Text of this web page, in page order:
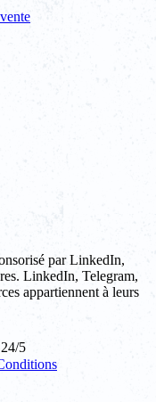
par LinkedIn,
LinkedIn, Telegram,
appartiennent à leurs
5